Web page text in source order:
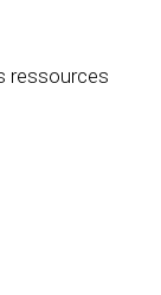
ressources